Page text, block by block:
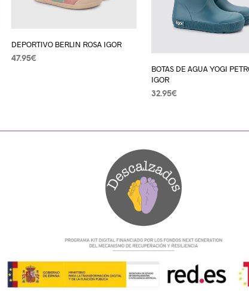
DEPORTIVO BERLIN ROSA IGOR
47.95€
BOTAS DE AGUA YOGI
IGOR
32.95€